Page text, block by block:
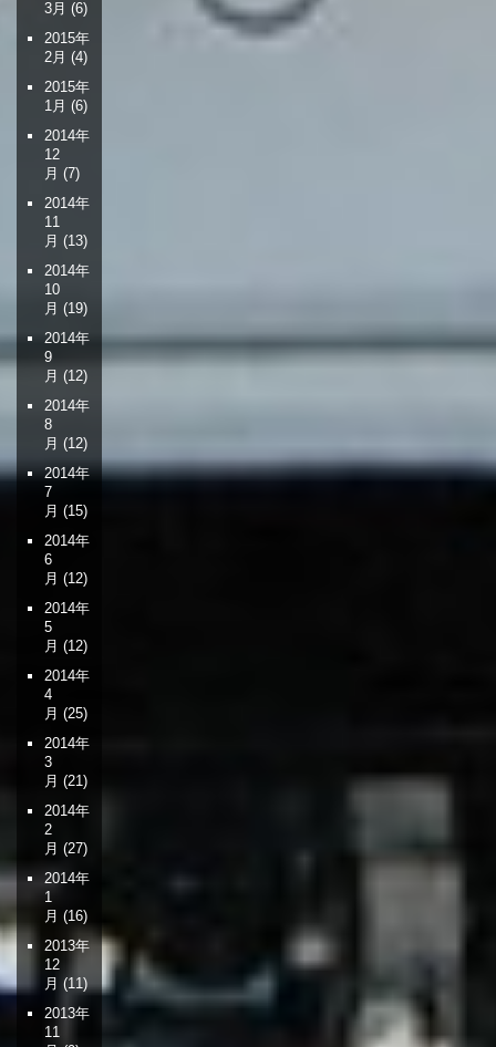
3月 (6)
2015年
2月 (4)
2015年
1月 (6)
2014年
12
月 (7)
2014年
11
月 (13)
2014年
10
月 (19)
2014年
9
月 (12)
2014年
8
月 (12)
2014年
7
月 (15)
2014年
6
月 (12)
2014年
5
月 (12)
2014年
4
月 (25)
2014年
3
月 (21)
2014年
2
月 (27)
2014年
1
月 (16)
2013年
12
月 (11)
2013年
11